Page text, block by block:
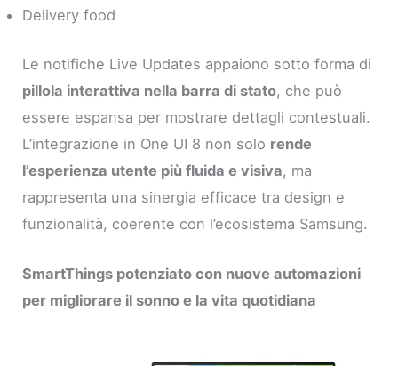
Delivery food
Le notifiche Live Updates appaiono sotto forma di
pillola interattiva nella barra di stato, che può
essere espansa per mostrare dettagli contestuali.
L’integrazione in One UI 8 non solo rende
l’esperienza utente più fluida e visiva, ma
rappresenta una sinergia efficace tra design e
funzionalità, coerente con l’ecosistema Samsung.
SmartThings potenziato con nuove automazioni
per migliorare il sonno e la vita quotidiana